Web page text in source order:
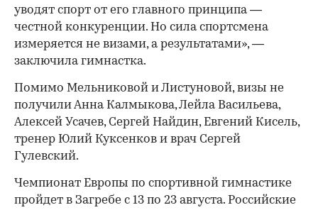
уводят спорт от его главного принципа —
честной конкуренции. Но сила спортсмена
измеряется не визами, а результатами», —
заключила гимнастка.
Помимо Мельниковой и Листуновой, визы не
получили Анна Калмыкова, Лейла Васильева,
Алексей Усачев, Сергей Найдин, Евгений Кисель,
тренер Юлий Куксенков и врач Сергей
Гулевский.
Чемпионат Европы по спортивной гимнастике
пройдет в Загребе с 13 по 23 августа. Российские